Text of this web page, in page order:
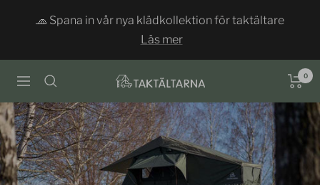
🧢 Spana in vår nya klädkollektion för taktältare
Läs mer
Navigaatio Taktältarna
0